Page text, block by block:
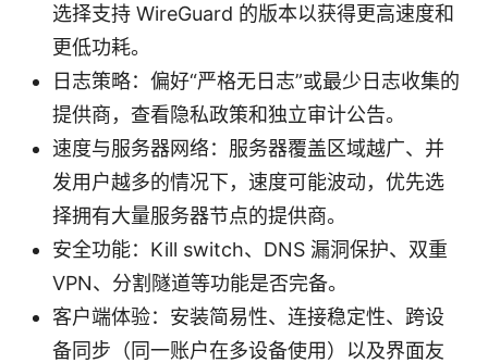
选择支持 WireGuard 的版本以获得更高速度和
更低功耗。
日志策略：偏好“严格无日志”或最少日志收集的
提供商，查看隐私政策和独立审计公告。
速度与服务器网络：服务器覆盖区域越广、并
发用户越多的情况下，速度可能波动，优先选
择拥有大量服务器节点的提供商。
安全功能：Kill switch、DNS 漏洞保护、双重
VPN、分割隧道等功能是否完备。
客户端体验：安装简易性、连接稳定性、跨设
备同步（同一账户在多设备使用）以及界面友